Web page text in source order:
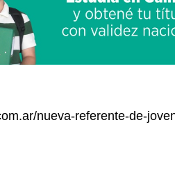
nueva-referente-de-